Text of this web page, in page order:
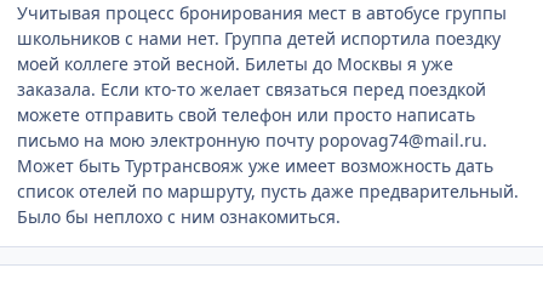
Учитывая процесс бронирования мест в автобусе группы
школьников с нами нет. Группа детей испортила поездку
моей коллеге этой весной. Билеты до Москвы я уже
заказала. Если кто-то желает связаться перед поездкой
можете отправить свой телефон или просто написать
письмо на мою электронную почту popovag74@mail.ru.
Может быть Туртрансвояж уже имеет возможность дать
список отелей по маршруту, пусть даже предварительный.
Было бы неплохо с ним ознакомиться.